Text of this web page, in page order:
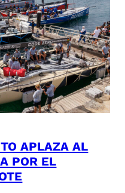
APLAZA AL
POR EL